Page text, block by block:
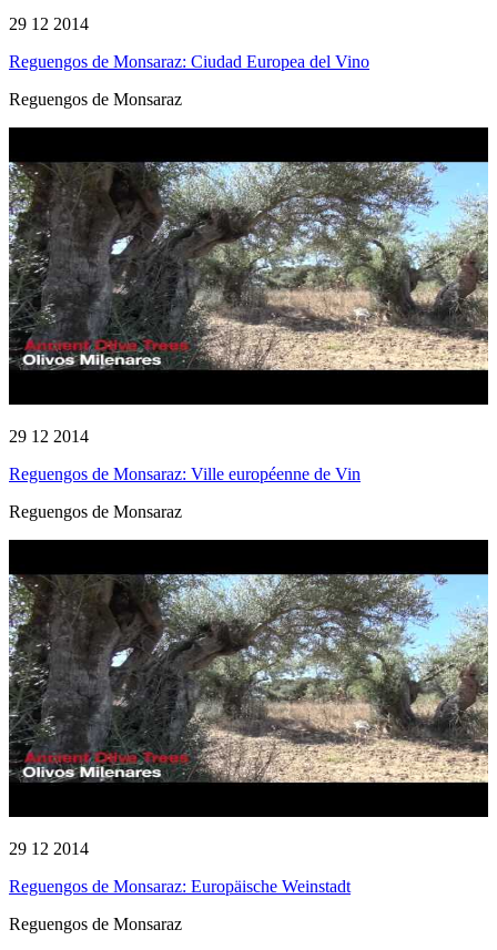
29 12 2014
Reguengos de Monsaraz: Ciudad Europea del Vino
Reguengos de Monsaraz
29 12 2014
Reguengos de Monsaraz: Ville européenne de Vin
Reguengos de Monsaraz
29 12 2014
Reguengos de Monsaraz: Europäische Weinstadt
Reguengos de Monsaraz